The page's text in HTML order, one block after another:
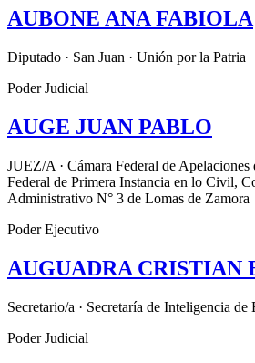
AUBONE ANA FABIOLA
Diputado · San Juan · Unión por la Patria
Poder Judicial
AUGE JUAN PABLO
JUEZ/A · Cámara Federal de Apelaciones
Federal de Primera Instancia en lo Civil,
Administrativo N° 3 de Lomas de Zamora
Poder Ejecutivo
AUGUADRA CRISTIAN
Secretario/a · Secretaría de Inteligencia de
Poder Judicial